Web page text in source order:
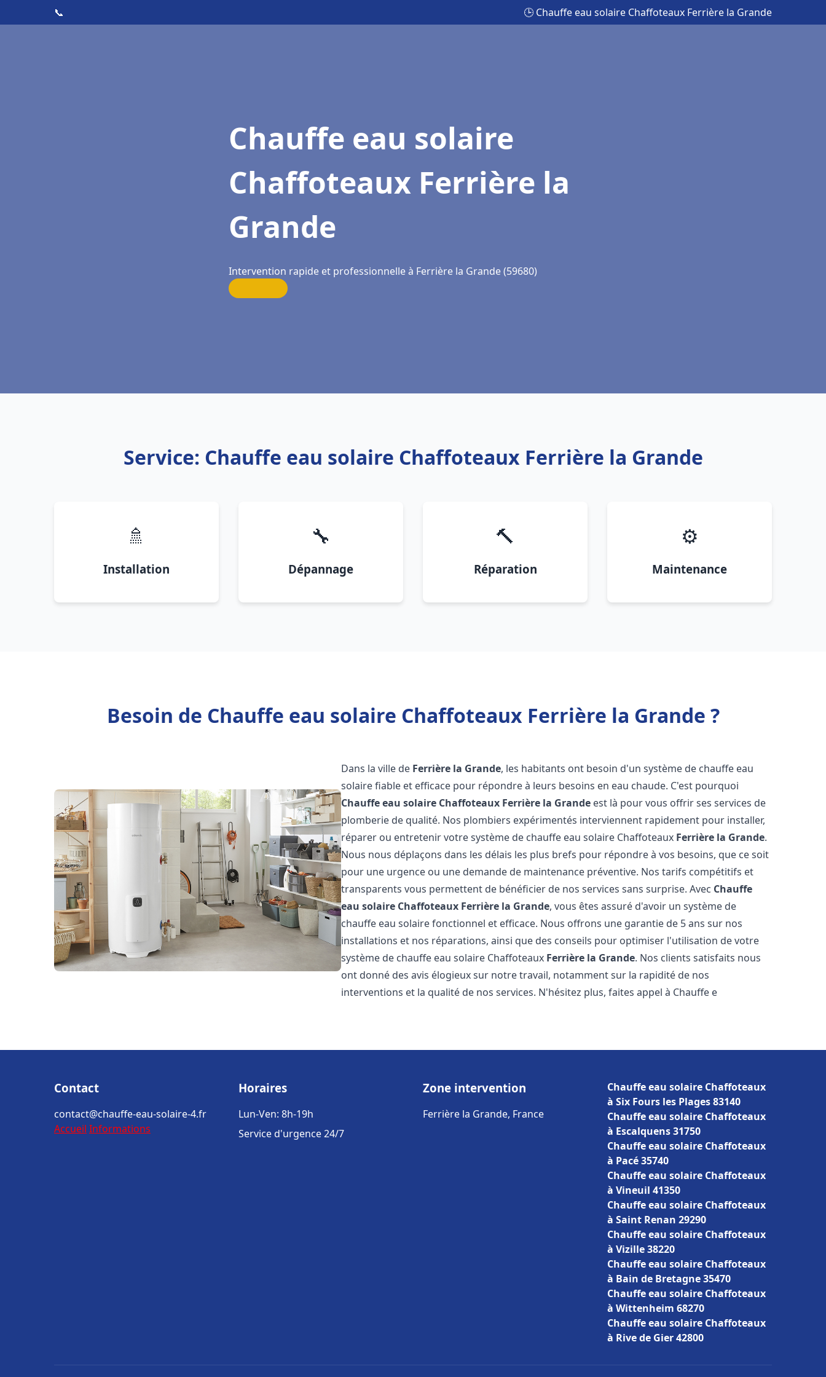
📞 🕒 Chauffe eau solaire Chaffoteaux Ferrière la Grande
Chauffe eau solaire
Chaffoteaux Ferrière la
Grande
Intervention rapide et professionnelle à Ferrière la Grande (59680)
Service: Chauffe eau solaire Chaffoteaux Ferrière la Grande
🚿
Installation
🔧
Dépannage
🔨
Réparation
⚙️
Maintenance
Besoin de Chauffe eau solaire Chaffoteaux Ferrière la Grande ?
Dans la ville de Ferrière la Grande, les habitants ont besoin d'un système de chauffe eau
solaire fiable et efficace pour répondre à leurs besoins en eau chaude. C'est pourquoi
Chauffe eau solaire Chaffoteaux Ferrière la Grande est là pour vous offrir ses services de
plomberie de qualité. Nos plombiers expérimentés interviennent rapidement pour installer,
réparer ou entretenir votre système de chauffe eau solaire Chaffoteaux Ferrière la Grande.
Nous nous déplaçons dans les délais les plus brefs pour répondre à vos besoins, que ce soit
pour une urgence ou une demande de maintenance préventive. Nos tarifs compétitifs et
transparents vous permettent de bénéficier de nos services sans surprise. Avec Chauffe
eau solaire Chaffoteaux Ferrière la Grande, vous êtes assuré d'avoir un système de
chauffe eau solaire fonctionnel et efficace. Nous offrons une garantie de 5 ans sur nos
installations et nos réparations, ainsi que des conseils pour optimiser l'utilisation de votre
système de chauffe eau solaire Chaffoteaux Ferrière la Grande. Nos clients satisfaits nous
ont donné des avis élogieux sur notre travail, notamment sur la rapidité de nos
interventions et la qualité de nos services. N'hésitez plus, faites appel à Chauffe e
Contact
contact@chauffe-eau-solaire-4.fr
Accueil Informations
Horaires
Lun-Ven: 8h-19h
Service d'urgence 24/7
Zone intervention
Ferrière la Grande, France
Chauffe eau solaire Chaffoteaux
à Six Fours les Plages 83140
Chauffe eau solaire Chaffoteaux
à Escalquens 31750
Chauffe eau solaire Chaffoteaux
à Pacé 35740
Chauffe eau solaire Chaffoteaux
à Vineuil 41350
Chauffe eau solaire Chaffoteaux
à Saint Renan 29290
Chauffe eau solaire Chaffoteaux
à Vizille 38220
Chauffe eau solaire Chaffoteaux
à Bain de Bretagne 35470
Chauffe eau solaire Chaffoteaux
à Wittenheim 68270
Chauffe eau solaire Chaffoteaux
à Rive de Gier 42800